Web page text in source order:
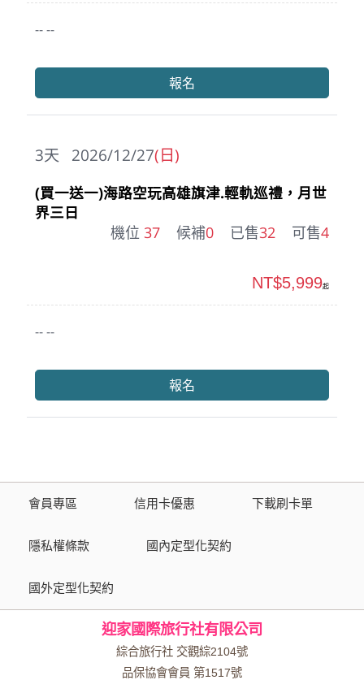
-- --
報名
2026/12/27(日)
3天
(買一送一)海路空玩高雄旗津.輕軌巡禮，月世
界三日
機位 37 候補0 已售32 可售4
-- --
NT$5,999起
報名
會員專區 信用卡優惠 下載刷卡單
隱私權條款 國內定型化契約
國外定型化契約
迎家國際旅行社有限公司
綜合旅行社 交觀綜2104號
品保協會會員 第1517號